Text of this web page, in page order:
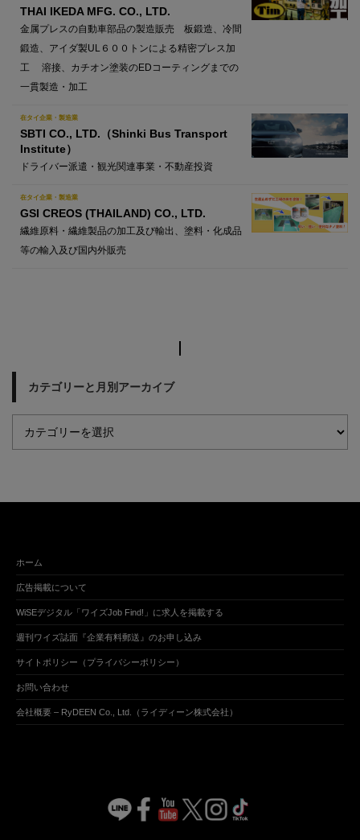
THAI IKEDA MFG. CO., LTD.
金属プレスの自動車部品の製造販売 板鍛造、冷間
鍛造、アイダ製UL６００トンによる精密プレス加
工 溶接、カチオン塗装のEDコーティングまでの
一貫製造・加工
在タイ企業・製造業
SBTI CO., LTD.（Shinki Bus Transport
Institute）
ドライバー派遣・観光関連事業・不動産投資
在タイ企業・製造業
GSI CREOS (THAILAND) CO., LTD.
繊維原料・繊維製品の加工及び輸出、塗料・化成品
等の輸入及び国内外販売
カテゴリーと月別アーカイブ
ホーム
広告掲載について
WiSEデジタル「ワイズJob Find!」に求人を掲載する
週刊ワイズ誌面『企業有料郵送』のお申し込み
サイトポリシー（プライバシーポリシー）
お問い合わせ
会社概要 – RyDEEN Co., Ltd.（ライディーン株式会社）